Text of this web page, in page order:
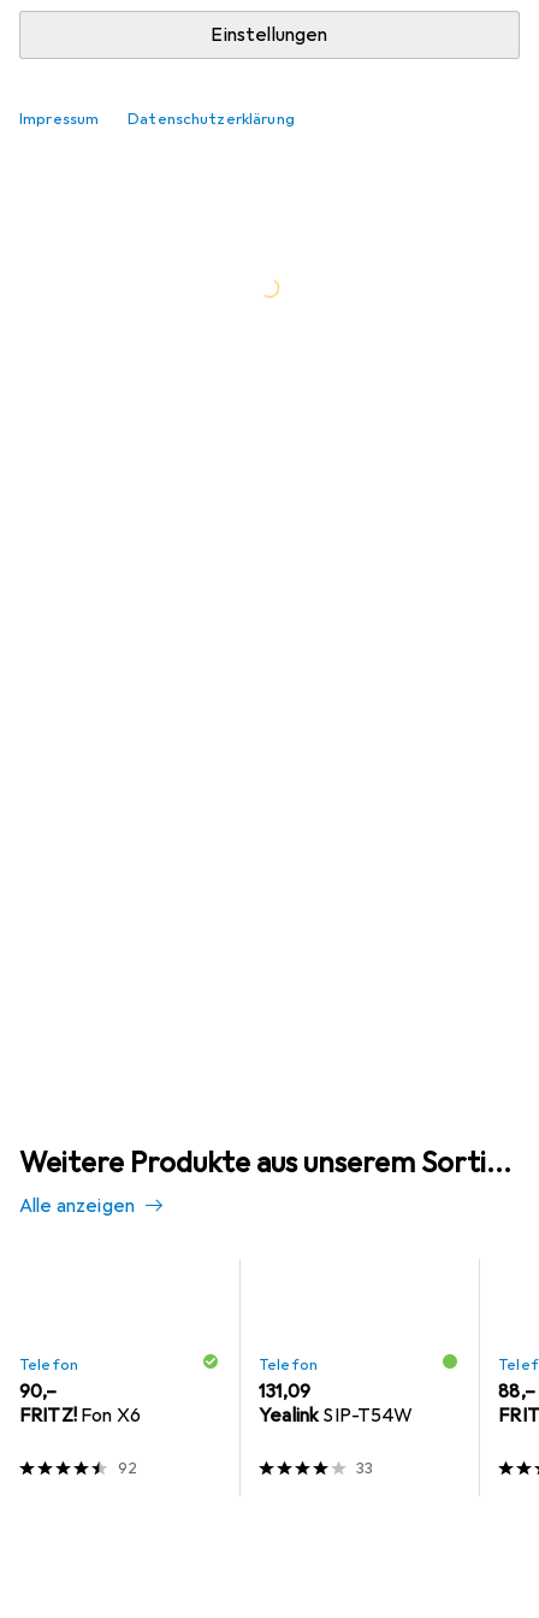
Einstellungen
Impressum Datenschutzerklärung
Weitere Produkte aus unserem Sortiment
Alle anzeigen
Telefon
EUR
90,–
FRITZ! Fon X6
92
Telefon
EUR
131,09
YealinkSIP-T54W
33
EUR
88,–